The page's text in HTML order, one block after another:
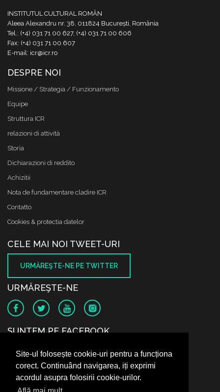
Site-ul folosește cookie-uri pentru a funcționa
corect. Continuând navigarea, iți exprimi
acordul asupra folosirii cookie-urilor.
INSTITUTUL CULTURAL ROMÂN
Aleea Alexandru nr. 38, 011824 București, România
Tel.: (+4) 031 71 00 627, (+4) 031 71 00 606
Fax: (+4) 031 71 00 607
E-mail: icr@icr.ro
DESPRE NOI
Missione / Strategia / Funzionamento
Equipe
Struttura ICR
relazioni di attività
Storia
Dichiarazioni di reddito
Achizitii
Nota de fundamentare cladire ICR
Contatto
Cookies & protectia datelor
CELE MAI NOI TWEET-URI
URMĂREŞTE-NE PE TWITTER
URMĂREŞTE-NE
SUNTEM PE FACEBOOK